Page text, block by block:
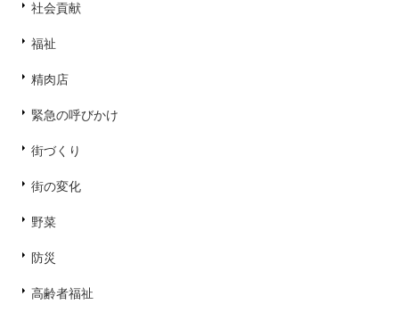
社会貢献
福祉
精肉店
緊急の呼びかけ
街づくり
街の変化
野菜
防災
高齢者福祉